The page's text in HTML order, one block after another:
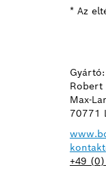
* Az
Gyártó:
Robert
Max-
70771
+49